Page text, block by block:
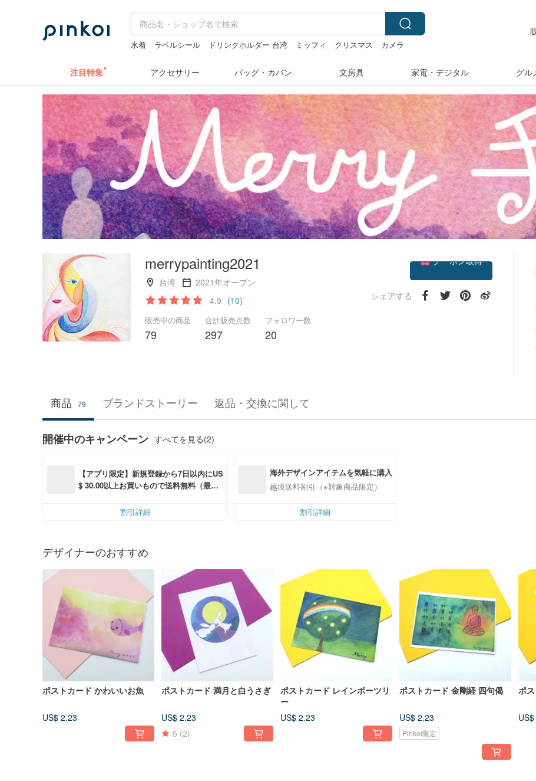
水着 ラベルシール ドリンクホルダー 台湾 ミッフィ クリスマス
カメラ
注目特集 アクセサリー バッグ・カバン 文房具 家電・デジタル グル
merrypainting2021
台湾
2021年オープン
4.9 (10)
販売中の商品
79
合計販売点数
297
フォロワー数
20
シェアする
商品 79 ブランドストーリー 返品・交換に関して
開催中のキャンペーン すべてを見る(2)
【アプリ限定】新規登録から7日以内にUS
$ 30.00以上お買いもので送料無料（最大U
割引詳細
海外デザインアイテムを気軽に購入
越境送料割引（※対象商品限定）
割引詳細
デザイナーのおすすめ
ポストカード かわいいお魚
US$ 2.23
ポストカード 満月と白うさぎ
US$ 2.23
5 (2)
ポストカード レインボーツリ
ー
US$ 2.23
ポストカード 金剛経 四句偈
US$ 2.23
Pinkoi限定
ポ